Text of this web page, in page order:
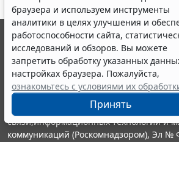
браузера и используем инструменты
аналитики в целях улучшения и
работоспособности сайта,
исследований и обзоров. Вы можете
запретить обработку указанных
настройках браузера. Пожалуйста,
ознакомьтесь с условиями их
Принять
© ООО "НПП "ГАРАНТ-СЕРВИС", 2026.
выпускается с 1990 года. Компания
являются участниками Российской
информации ГАРАНТ.
Портал ГАРАНТ.РУ зарегистрирован в
издания Федеральной службой по
связи,информационных технологий и
коммуникаций (Роскомнадзором), Эл №